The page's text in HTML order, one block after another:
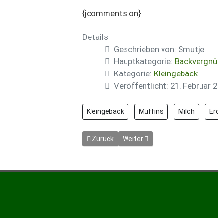
{jcomments on}
Details
Geschrieben von: Smutje
Hauptkategorie:
Kategorie: Kleingebäck
Veröffentlicht: 21. Februar
Kleingebäck Muffins Milch
Vorheriger Beitrag: Knusperwaffeln
Zurück Nächster Beitrag: Krapfen mit
Weiter